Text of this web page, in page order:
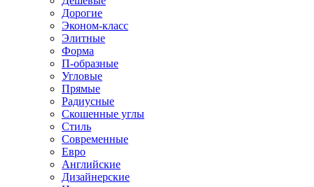
Дорогие
Эконом-класс
Элитные
Форма
П-образные
Угловые
Прямые
Радиусные
Скошенные углы
Стиль
Современные
Евро
Английские
Дизайнерские